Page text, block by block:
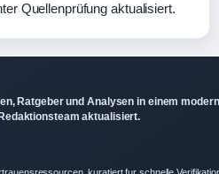
Quellenprüfung aktualisiert.
Ratgeber und Analysen in einem
aktualisiert.